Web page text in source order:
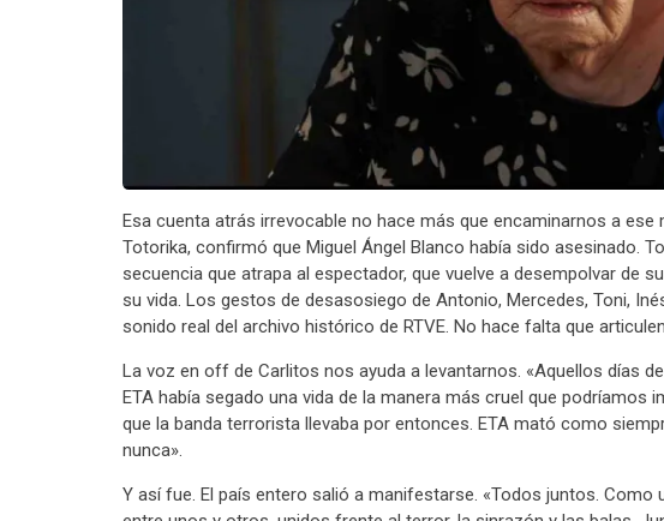
Esa cuenta atrás irrevocable no hace más que encaminarnos a ese
Totorika, confirmó que Miguel Ángel Blanco había sido asesinado.
secuencia que atrapa al espectador, que vuelve a desempolvar de
su vida. Los gestos de desasosiego de Antonio, Mercedes, Toni,
sonido real del archivo histórico de RTVE. No hace falta que
La voz en off de Carlitos nos ayuda a levantarnos. «Aquellos días
ETA había segado una vida de la manera más cruel que podríamos
que la banda terrorista llevaba por entonces. ETA mató como
nunca».
Y así fue. El país entero salió a manifestarse. «Todos juntos.